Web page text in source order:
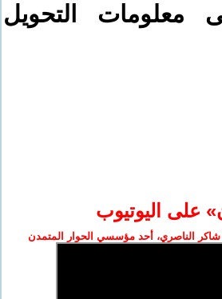
معلومات التحويل
على اليوتيوب
الناصري، أحد مؤسسي الحوار المتمدن